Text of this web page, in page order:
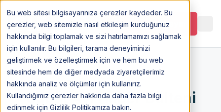
Bu web sitesi bilgisayarınıza çerezler kaydeder. Bu
çerezler, web sitemizle nasıl etkileşim kurduğunuz
hakkında bilgi toplamak ve sizi hatırlamamızı sağlamak
için kullanılır. Bu bilgileri, tarama deneyiminizi
geliştirmek ve özelleştirmek için ve hem bu web
sitesinde hem de diğer medyada ziyaretçilerimiz
hakkında analiz ve ölçümler için kullanırız.
Kullandığımız çerezler hakkında daha fazla bilgi
edinmek için Gizlilik Politikamıza bakın.
Görüşme Planlayın
1 Mar 2023
Şubat Ayı Haber Bülteni